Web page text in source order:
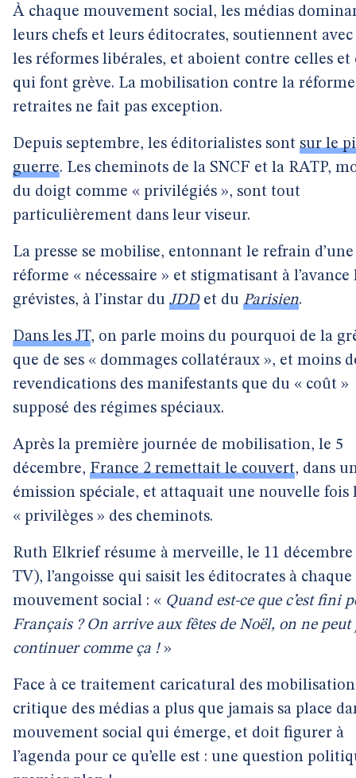
À chaque mouvement social, les médias
leurs chefs et leurs éditocrates, soutiennent avec
les réformes libérales, et aboient contre celles et
qui font grève. La mobilisation contre la réforme
retraites ne fait pas exception.
Depuis septembre, les éditorialistes sont sur le
guerre. Les cheminots de la SNCF et la RATP,
du doigt comme « privilégiés », sont tout
particulièrement dans leur viseur.
La presse se mobilise, entonnant le refrain d’une
réforme « nécessaire » et stigmatisant à l’avance
grévistes, à l’instar du JDDet du Parisien.
Dans les JT, on parle moins du pourquoi de la
que de ses « dommages collatéraux », et moins
revendications des manifestants que du « coût »
supposé des régimes spéciaux.
Après la première journée de mobilisation, le 5
décembre, France 2 remettait le couvert, dans
émission spéciale, et attaquait une nouvelle fois
« privilèges » des cheminots.
Ruth Elkrief résume à merveille, le 11
TV), l’angoisse qui saisit les éditocrates à chaque
mouvement social : « Quand est-ce que c’est fini
Français ? On arrive aux fêtes de Noël, on ne peut
continuer comme ça !»
Face à ce traitement caricatural des
critique des médias a plus que jamais sa place
mouvement social qui émerge, et doit figurer à
l’agenda pour ce qu’elle est : une question